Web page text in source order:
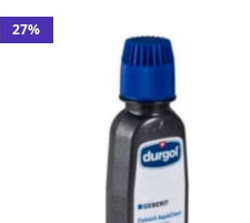
146.210.21.1
27%